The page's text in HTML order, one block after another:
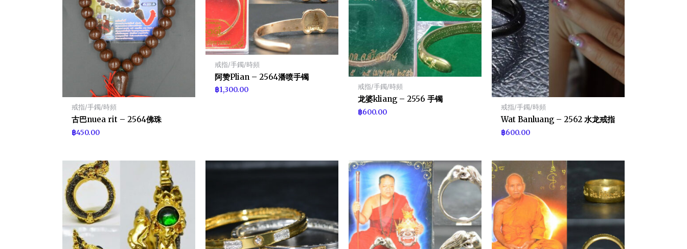
戒指/手鐲/時頻
古巴nuea rit – 2564佛珠
฿450.00
戒指/手鐲/時頻
阿赞Plian – 2564潘喷手镯
฿1,300.00 戒指/手鐲/時頻
龙婆kliang – 2556 手镯
฿600.00
戒指/手鐲/時頻
Wat Banluang – 2562 水龙戒指
฿600.00